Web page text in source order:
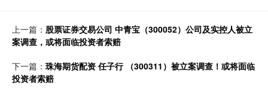
上一篇： 股票证券交易公司 中青宝（300052）公司及实控人被立
案调查，或将面临投资者索赔
下一篇： 珠海期货配资 任子行 （300311）被立案调查！或将面临
投资者索赔